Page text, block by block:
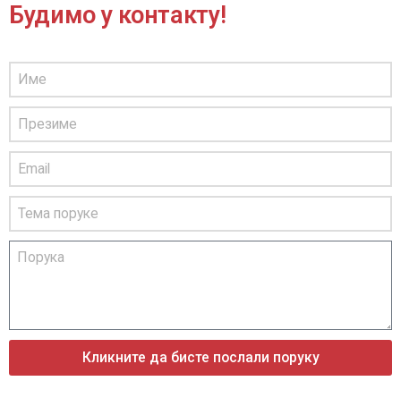
Будимо у контакту!
Кликните да бисте послали поруку